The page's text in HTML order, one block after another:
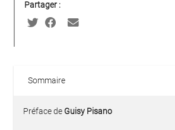
Partager :
Sommaire
Préface de Guisy Pisano